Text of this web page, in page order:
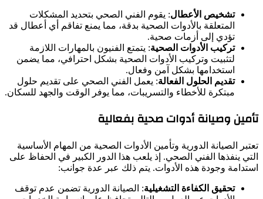
تشخيص الأعطال: يقوم الفني الصحي بتحديد المشكلات
المتعلقة بالأدوات الصحية بدقة، مما يمنع تفاقم أي أعطال قد
تؤدي إلى أزمات صحية.
تركيب الأدوات الصحية: يتمتع الفنيون بالمهارات اللازمة
لتثبيت وتركيب الأدوات الصحية بشكل احترافي، مما يضمن
استخدامها بشكل آمن وفعال.
تقديم الحلول الفعالة: يعمل الفني الصحي على تقديم حلول
مبتكرة للأخطاء والتسريبات، مما يوفر الوقت والجهد للسكان.
تأمين وصيانة أدوات صحية بفعالية
تعتبر الصيانة الدورية وتأمين الأدوات الصحية من المهام الأساسية
التي ينفذها الفني الصحي. إذ يلعب هذا الدور الكبير في الحفاظ على
استدامة وجودة هذه الأدوات. يتم ذلك عبر عدة جوانب:
تحقيق الكفاءة التشغيلية: الصيانة الدورية تضمن عدم توقف